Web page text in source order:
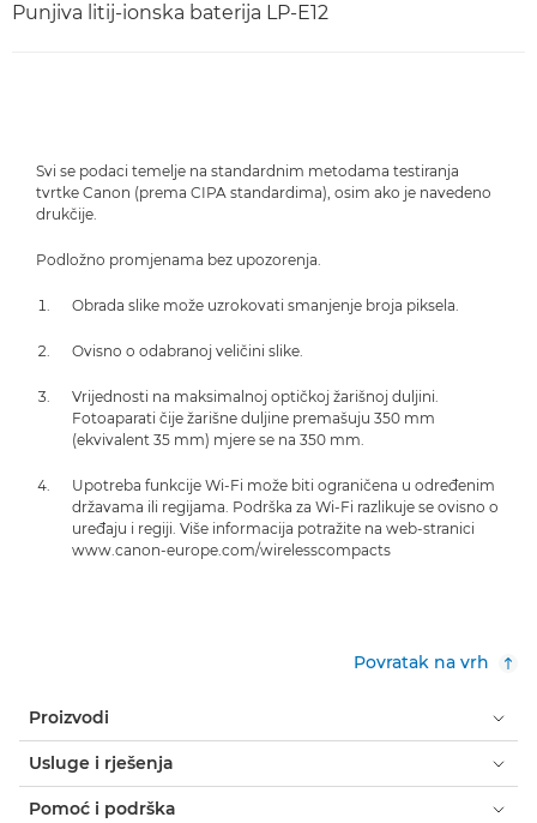
Punjiva litij-ionska baterija LP-E12
Svi se podaci temelje na standardnim metodama testiranja
tvrtke Canon (prema CIPA standardima), osim ako je navedeno
drukčije.
Podložno promjenama bez upozorenja.
Obrada slike može uzrokovati smanjenje broja piksela.
Ovisno o odabranoj veličini slike.
Vrijednosti na maksimalnoj optičkoj žarišnoj duljini.
Fotoaparati čije žarišne duljine premašuju 350 mm
(ekvivalent 35 mm) mjere se na 350 mm.
Upotreba funkcije Wi-Fi može biti ograničena u određenim
državama ili regijama. Podrška za Wi-Fi razlikuje se ovisno o
uređaju i regiji. Više informacija potražite na web-stranici
www.canon-europe.com/wirelesscompacts
Povratak na vrh
Proizvodi
Usluge i rješenja
Pomoć i podrška